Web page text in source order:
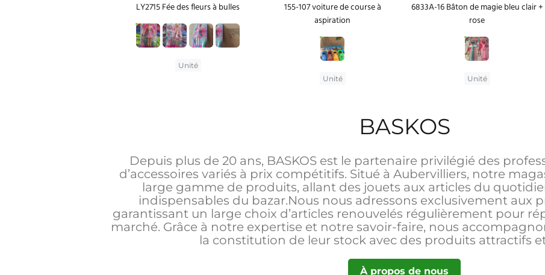
LY2715 Fée des fleurs à bulles
Unité
155-107 voiture de course à
aspiration
Unité
6833A-16 Bâton de magie bleu clair +
rose
Unité
BASKOS
Depuis plus de 20 ans, BASKOS est le partenaire privilégié des
d’accessoires variés à prix compétitifs. Situé à Aubervilliers, notre
large gamme de produits, allant des jouets aux articles du
indispensables du bazar.Nous nous adressons exclusivement aux
garantissant un large choix d’articles renouvelés régulièrement pour
marché. Grâce à notre expertise et notre savoir-faire, nous
la constitution de leur stock avec des produits attractifs
À propos de nous